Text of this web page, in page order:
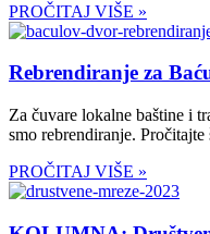
PROČITAJ VIŠE »
Rebrendiranje za
Za čuvare lokalne baštine i
smo rebrendiranje.
PROČITAJ VIŠE »